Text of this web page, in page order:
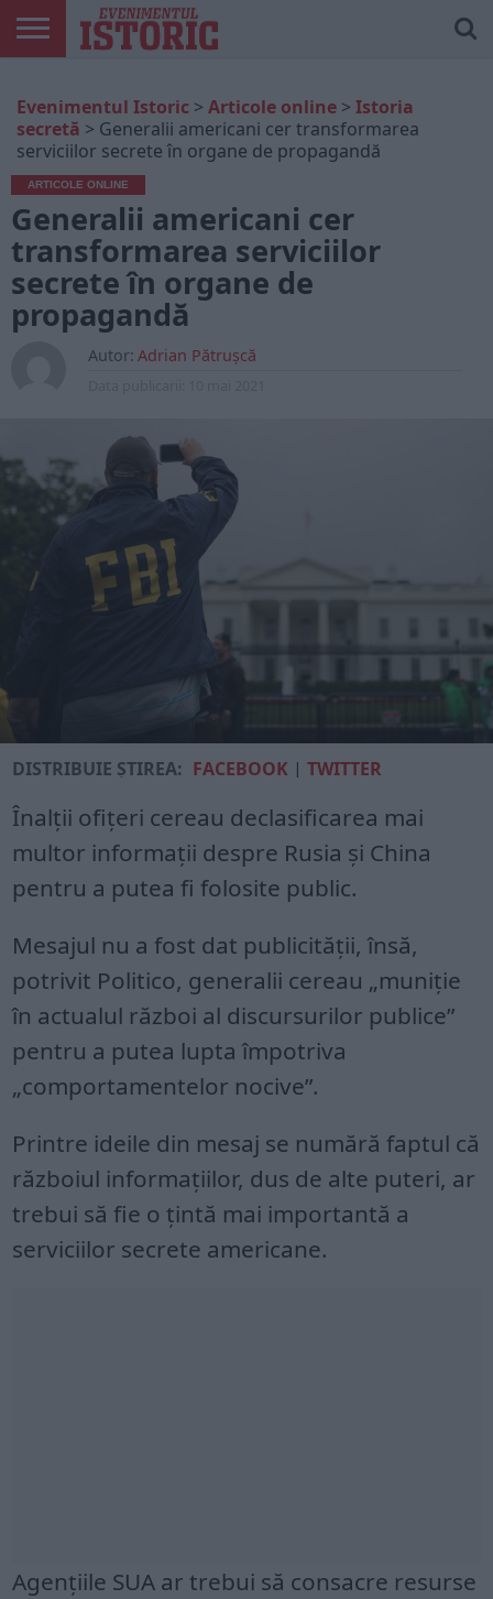
ONLINE
EDIȚII
TIPĂRITE
ISTORIC
PLAY
CONTUL
MEU
Evenimentul Istoric > Articole online > Istoria
secretă > Generalii americani cer transformarea
serviciilor secrete în organe de propagandă
ARTICOLE ONLINE
Generalii americani cer
transformarea serviciilor
secrete în organe de
propagandă
Autor: Adrian Pătrușcă
DISTRIBUIE ȘTIREA: FACEBOOK |TWITTER
Înalții ofițeri cereau declasificarea mai
multor informații despre Rusia și China
pentru a putea fi folosite public.
Mesajul nu a fost dat publicității, însă,
potrivit Politico, generalii cereau „muniție
în actualul război al discursurilor publice”
pentru a putea lupta împotriva
„comportamentelor nocive”.
Printre ideile din mesaj se numără faptul că
războiul informațiilor, dus de alte puteri, ar
trebui să fie o țintă mai importantă a
serviciilor secrete americane.
Agențiile SUA ar trebui să consacre resurse